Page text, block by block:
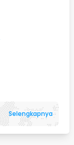
Selengkapnya